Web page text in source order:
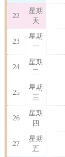
22
星期
天
23
星期
一
24
星期
二
25
星期
三
26
星期
四
27
星期
五